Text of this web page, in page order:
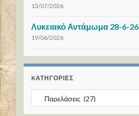
13/07/2026
Λυκειακό Αντάμωμα 28-6-26
19/06/2026
KΑΤΗΓΟΡΊΕΣ
Kατηγορίες